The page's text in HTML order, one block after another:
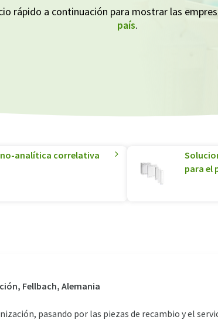
rápido a continuación para mostrar las
país.
analítica correlativa
para el
Fellbach, Alemania
pasando por las piezas de recambio y el